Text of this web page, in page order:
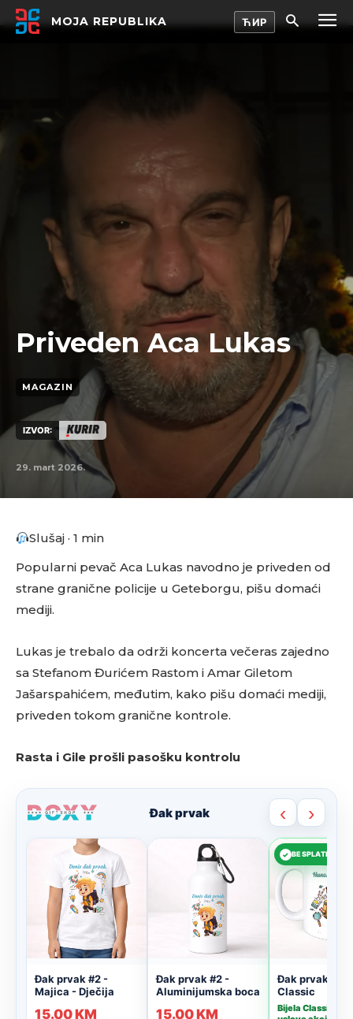
MOJA REPUBLIKA
Priveden Aca Lukas
MAGAZIN
IZVOR:
29. mart 2026.
Slušaj · 1 min
Popularni pevač Aca Lukas navodno je priveden od
strane granične policije u Geteborgu, pišu domaći
mediji.
Lukas je trebalo da održi koncerta večeras zajedno
sa Stefanom Đurićem Rastom i Amar Giletom
Jašarspahićem, međutim, kako pišu domaći mediji,
priveden tokom granične kontrole.
Rasta i Gile prošli pasošku kontrolu